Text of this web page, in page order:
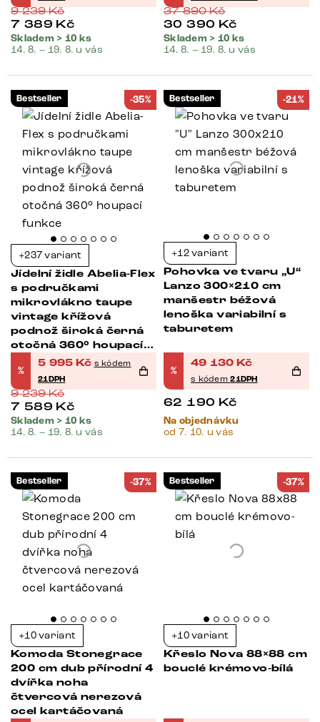
9 239Kč
7 389 Kč
Skladem > 10 ks
14. 8. – 19. 8. u vás
37 890Kč
30 390 Kč
Skladem > 10 ks
14. 8. – 19. 8. u vás
Bestseller -35%
+237 variant
Jídelní židle Abelia-Flex
s područkami
mikrovlákno taupe
vintage křížová
podnož široká černá
otočná 360° houpací
funkce
%
5 995 Kč s kódem
21DPH
9 239Kč
7 589 Kč
Skladem > 10 ks
14. 8. – 19. 8. u vás
Bestseller -21%
+12 variant
Pohovka ve tvaru „U“
Lanzo 300×210 cm
manšestr béžová
lenoška variabilní s
taburetem
%
49 130 Kč
s kódem21DPH
62 190 Kč
Na objednávku
od 7. 10. u vás
Bestseller -37%
+10 variant
Komoda Stonegrace
200 cm dub přírodní 4
dvířka noha
čtvercová nerezová
ocel kartáčovaná
Bestseller -37%
+10 variant
Křeslo Nova 88×88 cm
bouclé krémovo-bílá